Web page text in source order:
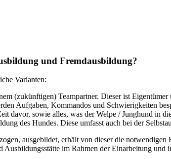
und Fremdausbildung?
Varianten:
(zukünftigen) Teampartner. Dieser ist
Aufgaben, Kommandos und Schwierigkeiten
davor, sowie alles, was der Welpe / Junghund in
des Hundes. Diese umfasst auch bei der
ausgebildet, erhält von dieser die
im Rahmen der Einarbeitung